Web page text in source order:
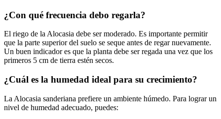
¿Con qué frecuencia debo regarla?
El riego de la Alocasia debe ser moderado. Es importante permitir
que la parte superior del suelo se seque antes de regar nuevamente.
Un buen indicador es que la planta debe ser regada una vez que los
primeros 5 cm de tierra estén secos.
¿Cuál es la humedad ideal para su crecimiento?
La Alocasia sanderiana prefiere un ambiente húmedo. Para lograr un
nivel de humedad adecuado, puedes: